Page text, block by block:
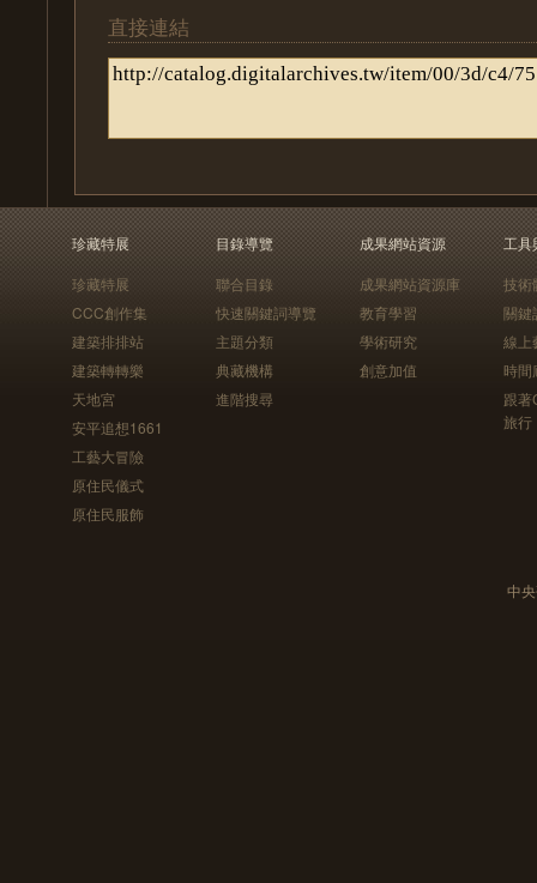
直接連結
珍藏特展
珍藏特展
CCC創作集
建築排排站
建築轉轉樂
天地宮
安平追想1661
工藝大冒險
原住民儀式
原住民服飾
目錄導覽
聯合目錄
快速關鍵詞導覽
主題分類
典藏機構
進階搜尋
成果網站資源
成果網站資源庫
教育學習
學術研究
創意加值
工具
技術
關鍵
線上
時間
跟
旅行
中